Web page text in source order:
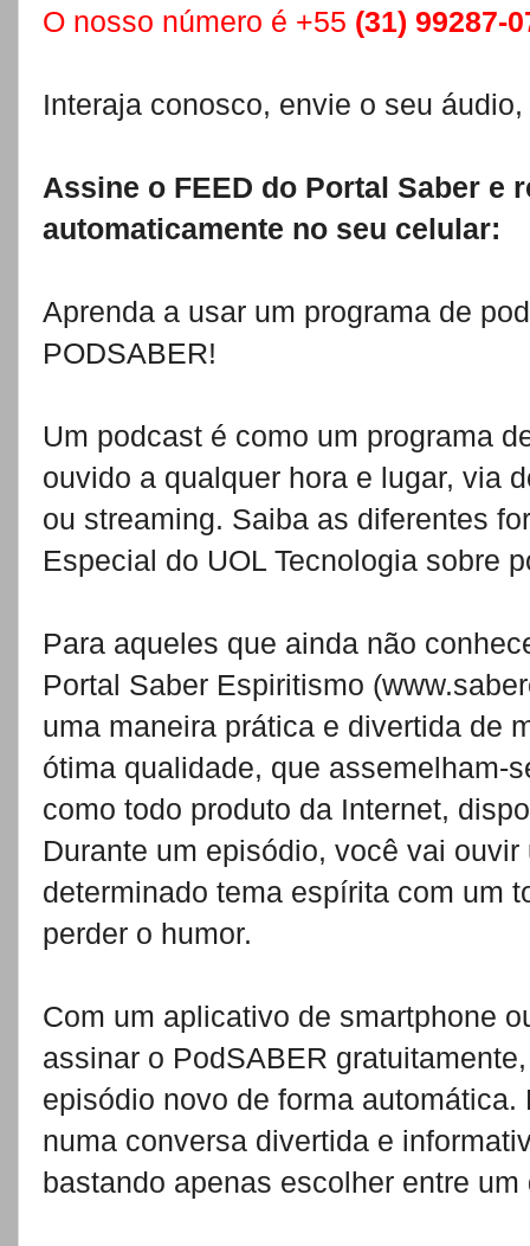
O nosso número é +55 (31) 99287-
Interaja conosco, envie o seu
Assine o FEED do Portal Saber e
automaticamente no seu celular:
Aprenda a usar um programa de
PODSABER!
Um podcast é como um programa
ouvido a qualquer hora e lugar, via
ou streaming. Saiba as diferentes
Especial do UOL Tecnologia sobre
Para aqueles que ainda não
Portal Saber Espiritismo
uma maneira prática e divertida de
ótima qualidade, que assemelham-
como todo produto da Internet,
Durante um episódio, você vai
determinado tema espírita com um
perder o humor.
Com um aplicativo de smartphone
assinar o PodSABER
episódio novo de forma
numa conversa divertida e
bastando apenas escolher entre